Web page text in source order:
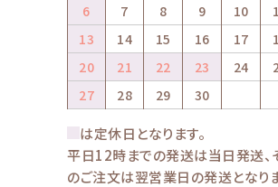
6
7 8 9 10
13
14 15 16 17
20
21 22 23 24
27
28 29 30
は定休日となります。
平日12時までの発送は当日発送、
のご注文は翌営業日の発送となり